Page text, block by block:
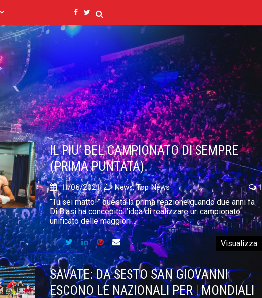
IL PIU’ BEL CAMPIONATO DI SEMPRE
(PRIMA PUNTATA).
11/06/2021 News,Top News 1
“Tu sei matto!” questa la prima reazione quando due anni fa
Di Blasi ha concepito l’idea di realizzare un campionato
unificato delle maggiori ...
Visualizza
SAVATE: DA SESTO SAN GIOVANNI
ESCONO LE NAZIONALI PER I MONDIALI